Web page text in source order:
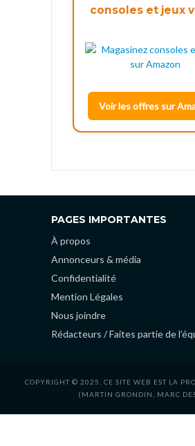
consoles et jeux
Voir les offres sur
PAGES IMPORTANTES
À propos
Annonceurs & média
Confidentialité
Mention Légales
Nous joindre
Rédacteurs / Faites partie de
COPYRIGHT © 2025. CE SITE WEB EST LA
(MARTIN GRONDIN, MARC